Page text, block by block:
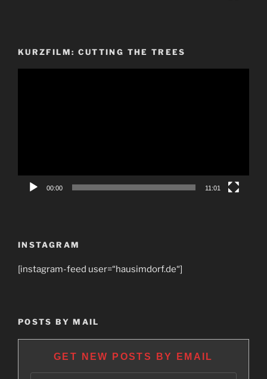
KURZFILM: CUTTING THE TREES
00:00 11:01
INSTAGRAM
[instagram-feed user=“hausimdorf.de“]
POSTS BY MAIL
GET NEW POSTS BY EMAIL